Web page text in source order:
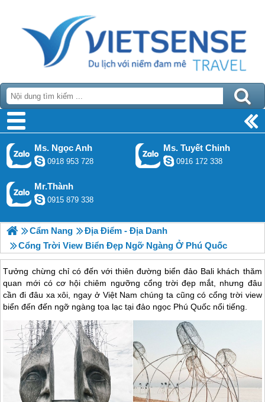
Ms. Ngọc Anh
0918 953 728
Ms. Tuyết Chinh
0916 172 338
Mr.Thành
0915 879 338
Cẩm Nang
Địa Điểm - Địa Danh
Cổng Trời View Biển Đẹp Ngỡ Ngàng Ở Phú Quốc
Tưởng chừng chỉ có đến với thiên đường biển đảo Bali khách thăm
quan mới có cơ hội chiêm ngưỡng cổng trời đẹp mắt, nhưng đâu
cần đi đâu xa xôi, ngay ở Việt Nam chúng ta cũng có cổng trời view
biển đến đến ngỡ ngàng tọa lạc tại đảo ngọc Phú Quốc nổi tiếng.